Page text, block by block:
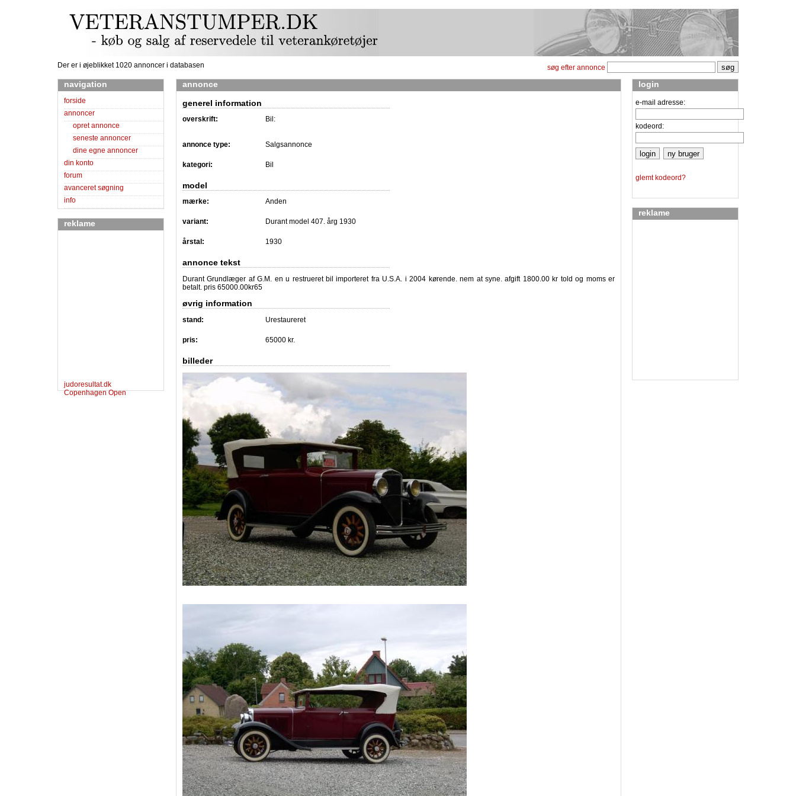
Der er i øjeblikket 1020 annoncer i databasen søg efter annonce
navigation
forside
annoncer
opret annonce
seneste annoncer
dine egne annoncer
din konto
forum
avanceret søgning
info
reklame
judoresultat.dk
Copenhagen Open
login
e-mail adresse:
kodeord:
glemt kodeord?
reklame
annonce
generel information
overskrift: Bil:
annonce type: Salgsannonce
kategori: Bil
model
mærke: Anden
variant: Durant model 407. årg 1930
årstal: 1930
annonce tekst
Durant Grundlæger af G.M. en u restrueret bil importeret fra U.S.A. i 2004 kørende. nem at syne. afgift 1800.00 kr told og moms er
betalt. pris 65000.00kr65
øvrig information
stand: Urestaureret
pris: 65000 kr.
billeder